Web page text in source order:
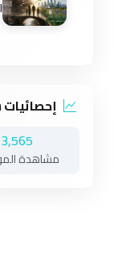
3,565
مشاهدة